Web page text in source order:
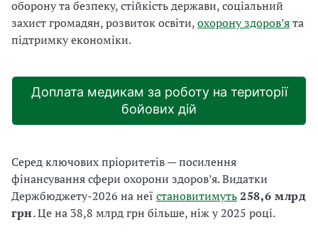
оборону та безпеку, стійкість держави, соціальний
захист громадян, розвиток освіти,охорону здоров’ята
підтримку економіки.
Доплата медикам за роботу на території
бойових дій
Серед ключових пріоритетів — посилення
фінансування сфери охорони здоров’я. Видатки
Держбюджету-2026 на неї становитимуть258,6 млрд
грн. Це на 38,8 млрд грн більше, ніж у 2025 році.